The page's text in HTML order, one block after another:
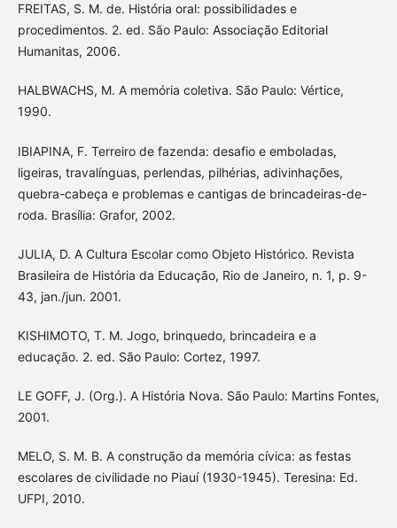
FREITAS, S. M. de. História oral: possibilidades e
procedimentos. 2. ed. São Paulo: Associação Editorial
Humanitas, 2006.
HALBWACHS, M. A memória coletiva. São Paulo: Vértice,
1990.
IBIAPINA, F. Terreiro de fazenda: desafio e emboladas,
ligeiras, travalínguas, perlendas, pilhérias, adivinhações,
quebra-cabeça e problemas e cantigas de brincadeiras-de-
roda. Brasília: Grafor, 2002.
JULIA, D. A Cultura Escolar como Objeto Histórico. Revista
Brasileira de História da Educação, Rio de Janeiro, n. 1, p. 9-
43, jan./jun. 2001.
KISHIMOTO, T. M. Jogo, brinquedo, brincadeira e a
educação. 2. ed. São Paulo: Cortez, 1997.
LE GOFF, J. (Org.). A História Nova. São Paulo: Martins Fontes,
2001.
MELO, S. M. B. A construção da memória cívica: as festas
escolares de civilidade no Piauí (1930-1945). Teresina: Ed.
UFPI, 2010.